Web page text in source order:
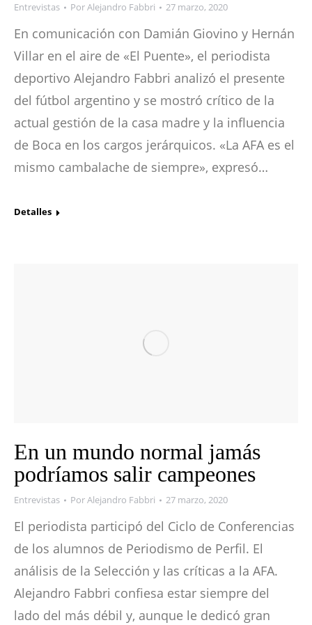
Entrevistas PorAlejandro Fabbri 27 marzo, 2020
En comunicación con Damián Giovino y Hernán
Villar en el aire de «El Puente», el periodista
deportivo Alejandro Fabbri analizó el presente
del fútbol argentino y se mostró crítico de la
actual gestión de la casa madre y la influencia
de Boca en los cargos jerárquicos. «La AFA es el
mismo cambalache de siempre», expresó…
Detalles
En un mundo normal jamás
podríamos salir campeones
Entrevistas PorAlejandro Fabbri 27 marzo, 2020
El periodista participó del Ciclo de Conferencias
de los alumnos de Periodismo de Perfil. El
análisis de la Selección y las críticas a la AFA.
Alejandro Fabbri confiesa estar siempre del
lado del más débil y, aunque le dedicó gran